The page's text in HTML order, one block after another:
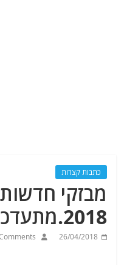
כתבות קצרות
2018.מתעדכן.
26/04/2018